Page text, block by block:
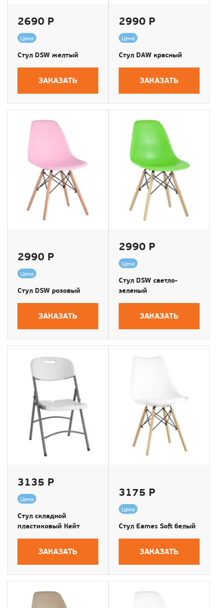
2690 Р
Цена
Стул DSW желтый
ЗАКАЗАТЬ
2990 Р
Цена
Стул DAW красный
ЗАКАЗАТЬ
2990 Р
Цена
Стул DSW розовый
ЗАКАЗАТЬ
2990 Р
Цена
Стул DSW светло-
зеленый
ЗАКАЗАТЬ
3135 Р
Цена
Стул складной
пластиковый Кейт
ЗАКАЗАТЬ
3175 Р
Цена
Стул Eames Soft белый
ЗАКАЗАТЬ